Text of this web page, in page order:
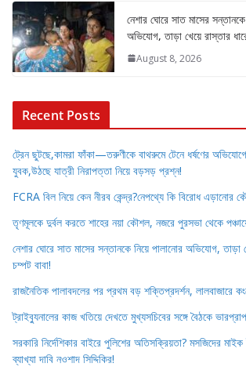
নেশার ঘোরে সাত মাসের
অভিযোগ, তাড়া খেয়ে রাস্তার
August 8, 2026
Recent Posts
ট্রেন ছুটছে,কামরা ফাঁকা—তরুণীকে বাথরুমে টেনে ধর্ষণের
যুবক,উঠছে যাত্রী নিরাপত্তা নিয়ে বড়সড় প্রশ্ন!
FCRA বিল নিয়ে কেন নীরব কেন্দ্র?নেপথ্যে কি বিরোধ এড়ানোর
তৃণমূলকে দুর্বল করতে শাহের নয়া কৌশল, নজরে পুরসভা থেকে
নেশার ঘোরে সাত মাসের সন্তানকে নিয়ে পালানোর অভিযোগ, তাড়া
চম্পট বাবা!
রাজনৈতিক পালাবদলের পর প্রথম বড় শক্তিপ্রদর্শন, লালবাজারে
ট্রাইব্যুনালের কাজ খতিয়ে দেখতে মুখ্যসচিবের সঙ্গে বৈঠকে
সরকারি নির্দেশিকার বাইরে পুলিশের অতিসক্রিয়তা? মসজিদের
ব্যাখ্যা দাবি নওশাদ সিদ্দিকির!